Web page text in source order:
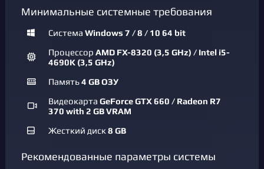
Минимальные системные требования
Система Windows 7 / 8 / 10 64 bit
Процессор AMD FX-8320 (3,5 GHz) / Intel i5-
4690K (3,5 GHz)
Память4 GB ОЗУ
Видеокарта GeForce GTX 660 / Radeon R7
370 with 2 GB VRAM
Жесткий диск8 GB
Рекомендованные параметры системы